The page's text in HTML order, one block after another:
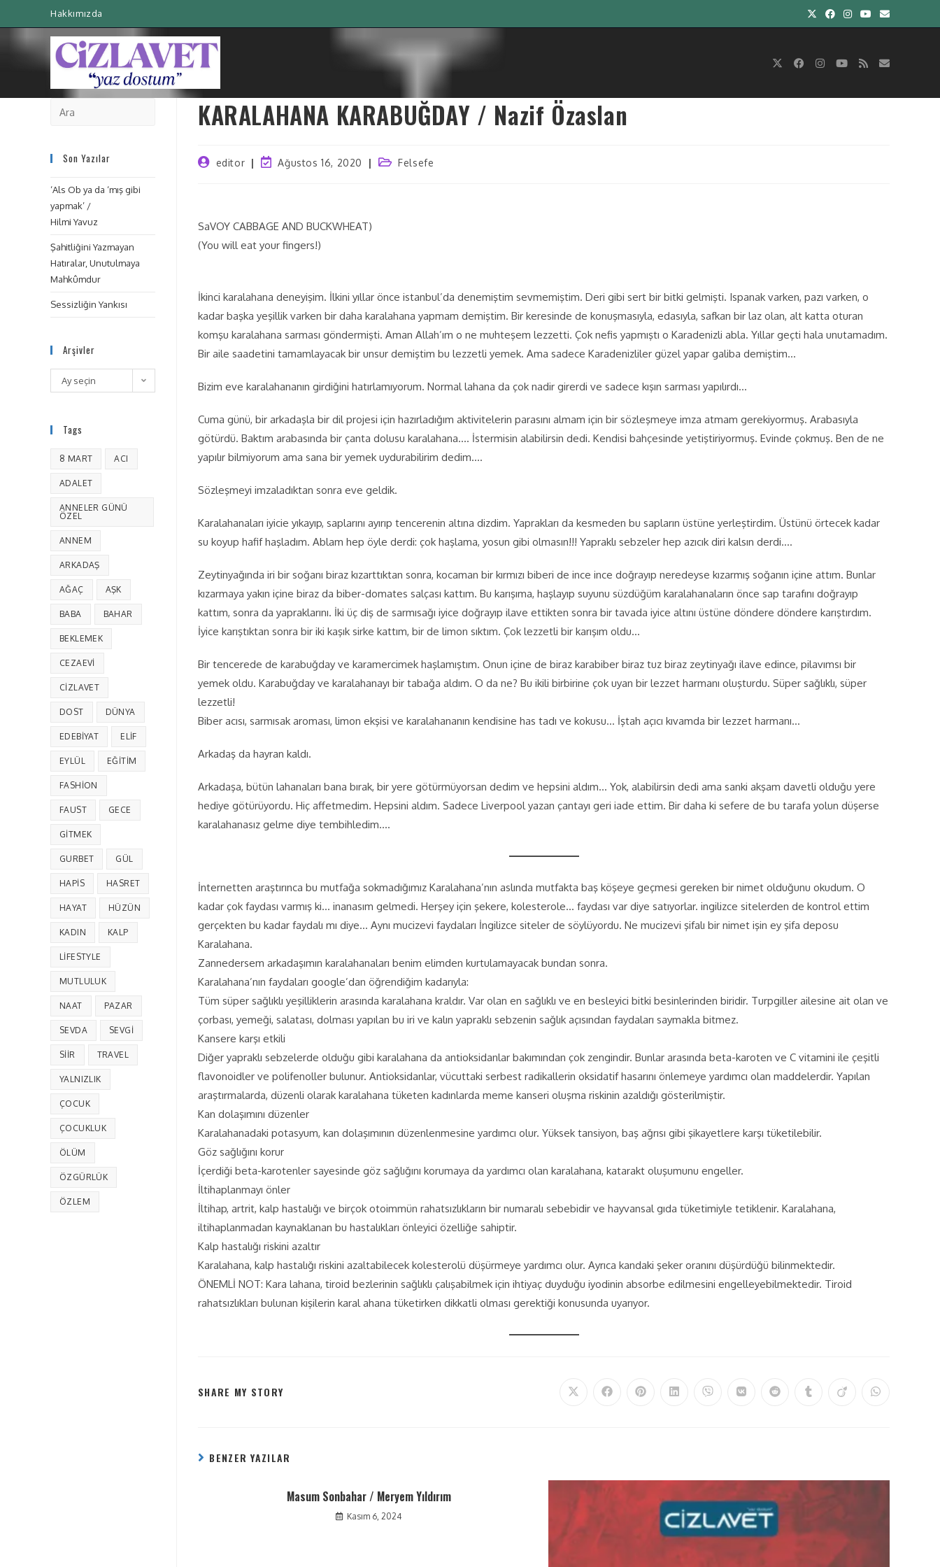
Hakkımızda
KARALAHANA KARABUĞDAY / Nazif Özaslan
editor Ağustos 16, 2020 Felsefe
SaVOY CABBAGE AND BUCKWHEAT)
(You will eat your fingers!)
İkinci karalahana deneyişim. İlkini yıllar önce istanbul’da denemiştim sevmemiştim. Deri gibi sert bir bitki gelmişti. Ispanak varken, pazı varken, o
kadar başka yeşillik varken bir daha karalahana yapmam demiştim. Bir keresinde de konuşmasıyla, edasıyla, safkan bir laz olan, alt katta oturan
komşu karalahana sarması göndermişti. Aman Allah’ım o ne muhteşem lezzetti. Çok nefis yapmıştı o Karadenizli abla. Yıllar geçti hala unutamadım.
Bir aile saadetini tamamlayacak bir unsur demiştim bu lezzetli yemek. Ama sadece Karadenizliler güzel yapar galiba demiştim…
Bizim eve karalahananın girdiğini hatırlamıyorum. Normal lahana da çok nadir girerdi ve sadece kışın sarması yapılırdı…
Cuma günü, bir arkadaşla bir dil projesi için hazırladığım aktivitelerin parasını almam için bir sözleşmeye imza atmam gerekiyormuş. Arabasıyla
götürdü. Baktım arabasında bir çanta dolusu karalahana…. İstermisin alabilirsin dedi. Kendisi bahçesinde yetiştiriyormuş. Evinde çokmuş. Ben de ne
yapılır bilmiyorum ama sana bir yemek uydurabilirim dedim….
Sözleşmeyi imzaladıktan sonra eve geldik.
Karalahanaları iyicie yıkayıp, saplarını ayırıp tencerenin altına dizdim. Yaprakları da kesmeden bu sapların üstüne yerleştirdim. Üstünü örtecek kadar
su koyup hafif haşladım. Ablam hep öyle derdi: çok haşlama, yosun gibi olmasın!!! Yapraklı sebzeler hep azıcık diri kalsın derdi….
Zeytinyağında iri bir soğanı biraz kızarttıktan sonra, kocaman bir kırmızı biberi de ince ince doğrayıp neredeyse kızarmış soğanın içine attım. Bunlar
kızarmaya yakın içine biraz da biber-domates salçası kattım. Bu karışıma, haşlayıp suyunu süzdüğüm karalahanaların önce sap tarafını doğrayıp
kattım, sonra da yapraklarını. İki üç diş de sarmısağı iyice doğrayıp ilave ettikten sonra bir tavada iyice altını üstüne döndere döndere karıştırdım.
İyice karıştıktan sonra bir iki kaşık sirke kattım, bir de limon sıktım. Çok lezzetli bir karışım oldu…
Bir tencerede de karabuğday ve karamercimek haşlamıştım. Onun içine de biraz karabiber biraz tuz biraz zeytinyağı ilave edince, pilavımsı bir
yemek oldu. Karabuğday ve karalahanayı bir tabağa aldım. O da ne? Bu ikili birbirine çok uyan bir lezzet harmanı oluşturdu. Süper sağlıklı, süper
lezzetli!
Biber acısı, sarmısak aroması, limon ekşisi ve karalahananın kendisine has tadı ve kokusu… İştah açıcı kıvamda bir lezzet harmanı…
Arkadaş da hayran kaldı.
Arkadaşa, bütün lahanaları bana bırak, bir yere götürmüyorsan dedim ve hepsini aldım… Yok, alabilirsin dedi ama sanki akşam davetli olduğu yere
hediye götürüyordu. Hiç affetmedim. Hepsini aldım. Sadece Liverpool yazan çantayı geri iade ettim. Bir daha ki sefere de bu tarafa yolun düşerse
karalahanasız gelme diye tembihledim….
İnternetten araştırınca bu mutfağa sokmadığımız Karalahana’nın aslında mutfakta baş köşeye geçmesi gereken bir nimet olduğunu okudum. O
kadar çok faydası varmış ki… inanasım gelmedi. Herşey için şekere, kolesterole… faydası var diye satıyorlar. ingilizce sitelerden de kontrol ettim
gerçekten bu kadar faydalı mı diye… Aynı mucizevi faydaları İngilizce siteler de söylüyordu. Ne mucizevi şifalı bir nimet işin ey şifa deposu
Karalahana.
Zannedersem arkadaşımın karalahanaları benim elimden kurtulamayacak bundan sonra.
Karalahana’nın faydaları google’dan öğrendiğim kadarıyla:
Tüm süper sağlıklı yeşilliklerin arasında karalahana kraldır. Var olan en sağlıklı ve en besleyici bitki besinlerinden biridir. Turpgiller ailesine ait olan ve
çorbası, yemeği, salatası, dolması yapılan bu iri ve kalın yapraklı sebzenin sağlık açısından faydaları saymakla bitmez.
Kansere karşı etkili
Diğer yapraklı sebzelerde olduğu gibi karalahana da antioksidanlar bakımından çok zengindir. Bunlar arasında beta-karoten ve C vitamini ile çeşitli
flavonoidler ve polifenoller bulunur. Antioksidanlar, vücuttaki serbest radikallerin oksidatif hasarını önlemeye yardımcı olan maddelerdir. Yapılan
araştırmalarda, düzenli olarak karalahana tüketen kadınlarda meme kanseri oluşma riskinin azaldığı gösterilmiştir.
Kan dolaşımını düzenler
Karalahanadaki potasyum, kan dolaşımının düzenlenmesine yardımcı olur. Yüksek tansiyon, baş ağrısı gibi şikayetlere karşı tüketilebilir.
Göz sağlığını korur
İçerdiği beta-karotenler sayesinde göz sağlığını korumaya da yardımcı olan karalahana, katarakt oluşumunu engeller.
İltihaplanmayı önler
İltihap, artrit, kalp hastalığı ve birçok otoimmün rahatsızlıkların bir numaralı sebebidir ve hayvansal gıda tüketimiyle tetiklenir. Karalahana,
iltihaplanmadan kaynaklanan bu hastalıkları önleyici özelliğe sahiptir.
Kalp hastalığı riskini azaltır
Karalahana, kalp hastalığı riskini azaltabilecek kolesterolü düşürmeye yardımcı olur. Ayrıca kandaki şeker oranını düşürdüğü bilinmektedir.
ÖNEMLİ NOT: Kara lahana, tiroid bezlerinin sağlıklı çalışabilmek için ihtiyaç duyduğu iyodinin absorbe edilmesini engelleyebilmektedir. Tiroid
rahatsızlıkları bulunan kişilerin karal ahana tüketirken dikkatli olması gerektiği konusunda uyarıyor.
SHARE MY STORY
BENZER YAZILAR
Masum Sonbahar / Meryem Yıldırım
Kasım 6, 2024
Son Yazılar
‘Als Ob ya da ‘mış gibi
yapmak’ /
Hilmi Yavuz
Şahitliğini Yazmayan
Hatıralar, Unutulmaya
Mahkûmdur
Sessizliğin Yankısı
Arşivler
Ay seçin
Tags
8 MART ACI
ADALET
ANNELER GÜNÜ
ÖZEL
ANNEM
ARKADAŞ
AĞAÇ AŞK
BABA BAHAR
BEKLEMEK
CEZAEVI
CIZLAVET
DOST DÜNYA
EDEBIYAT ELIF
EYLÜL EĞITIM
FASHION
FAUST GECE
GITMEK
GURBET GÜL
HAPIS HASRET
HAYAT HÜZÜN
KADIN KALP
LIFESTYLE
MUTLULUK
NAAT PAZAR
SEVDA SEVGI
SIIR TRAVEL
YALNIZLIK
ÇOCUK
ÇOCUKLUK
ÖLÜM
ÖZGÜRLÜK
ÖZLEM